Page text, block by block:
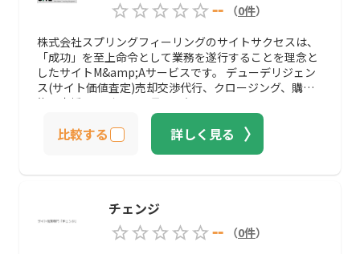
--
（0件）
株式会社スプリングフィーリングのサイトサクセスは、
「成功」を至上命令として業務を遂行することを理念と
したサイトM&amp;Aサービスです。 デューデリジェン
ス(サイト価値査定)売却交渉代行、クロージング、購入
後の支援サービスを一貫して行っています。
比較する 詳しく見る
チェンジ
--
（0件）